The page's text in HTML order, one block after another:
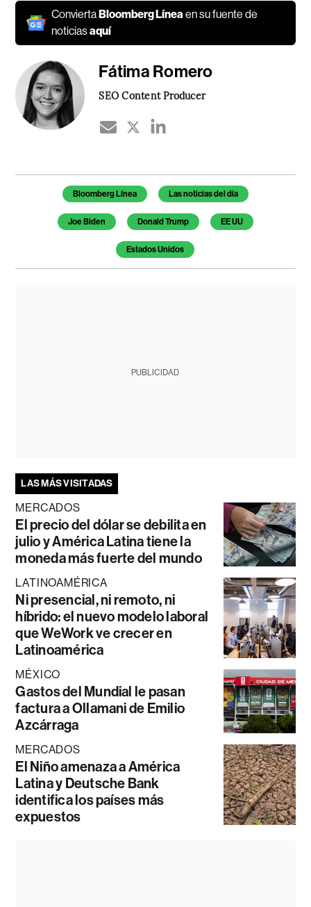
ConviertaBloomberg Líneaen su fuente de
noticiasaquí
Fátima Romero
SEO Content Producer
Temas de este artículo
Bloomberg Línea Las noticias del día
Joe Biden Donald Trump EE UU
Estados Unidos
PUBLICIDAD
LAS MÁS VISITADAS
MERCADOS
El precio del dólar se debilita en
julio y América Latina tiene la
moneda más fuerte del mundo
LATINOAMÉRICA
Ni presencial, ni remoto, ni
híbrido: el nuevo modelo laboral
que WeWork ve crecer en
Latinoamérica
MÉXICO
Gastos del Mundial le pasan
factura a Ollamani de Emilio
Azcárraga
MERCADOS
El Niño amenaza a América
Latina y Deutsche Bank
identifica los países más
expuestos